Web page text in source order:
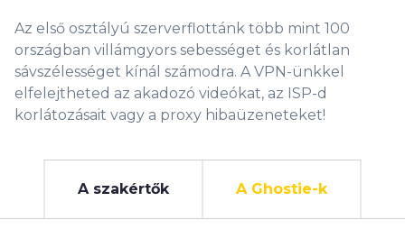
Az első osztályú szerverflottánk több mint 100
országban villámgyors sebességet és korlátlan
sávszélességet kínál számodra. A VPN-ünkkel
elfelejtheted az akadozó videókat, az ISP-d
korlátozásait vagy a proxy hibaüzeneteket!
A szakértők A Ghostie-k